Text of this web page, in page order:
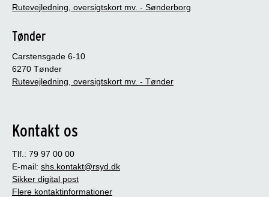
Rutevejledning, oversigtskort mv. - Sønderborg
Tønder
Carstensgade 6-10
6270 Tønder
Rutevejledning, oversigtskort mv. - Tønder
Kontakt os
Tlf.: 79 97 00 00
E-mail: shs.kontakt@rsyd.dk
Sikker digital post
Flere kontaktinformationer